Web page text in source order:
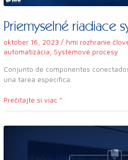
Priemyselné riadiace
október 16, 2023/ hmi rozhranie
automatizácia, Systémové procesy
Conjunto de componentes
una tarea específica.
Prečítajte si viac "